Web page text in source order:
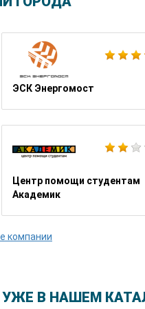
ЭСК Энергомост
Центр помощи студентам
Академик
компании
В НАШЕМ